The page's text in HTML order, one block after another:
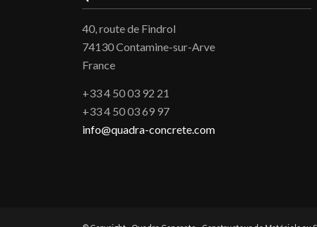
40, route de Findrol
74130 Contamine-sur-Arve
France
+33 4 50 03 92 21
+33 4 50 03 69 97
info@quadra-concrete.com